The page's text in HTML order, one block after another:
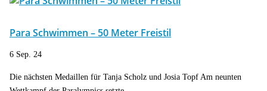
Para Schwimmen – 50 Meter Freistil
6 Sep. 24
Die nächsten Medaillen für Tanja Scholz und Josia Topf Am neunten